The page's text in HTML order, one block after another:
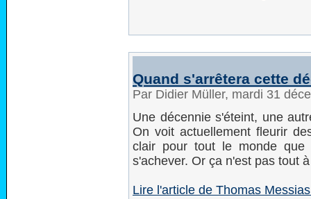
Quand s'arrêtera cette
Par Didier Müller, mardi 31
Une décennie s'éteint, une
On voit actuellement fleurir
clair pour tout le monde
s'achever. Or ça n'est pas tout
Lire l'article de Thomas